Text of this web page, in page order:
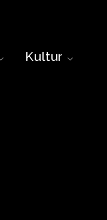
Kultur